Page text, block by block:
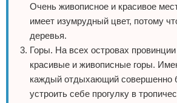
Очень живописное и красивое
имеет изумрудный цвет, потому
деревья.
Горы. На всех островах
красивые и живописные горы.
каждый отдыхающий совершенно
устроить себе прогулку в